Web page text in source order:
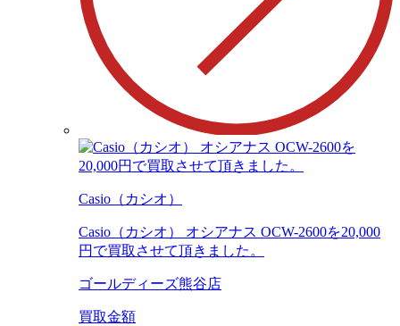
Casio（カシオ）
Casio（カシオ） オシアナス OCW-2600を20,000
円で買取させて頂きました。
ゴールディーズ熊谷店
買取金額